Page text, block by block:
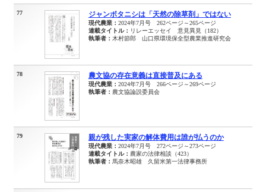
77 ジャンボタニシは「天然の除草剤」ではない
現代農業： 2024年7月号 262ページ～265ページ
連載タイトル： リレーエッセイ 意見異見（182）
執筆者： 木村節郎 山口県環境保全型農業推進研究会
78 農文協の存在意義は直接普及にある
現代農業： 2024年7月号 266ページ～269ページ
執筆者： 農文協論説委員会
79 親が残した実家の解体費用は誰が払うのか
現代農業： 2024年7月号 272ページ～273ページ
連載タイトル： 農家の法律相談（423）
執筆者： 馬奈木昭雄 久留米第一法律事務所